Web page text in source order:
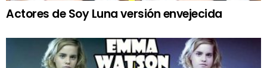
Actores de Soy Luna versión envejecida